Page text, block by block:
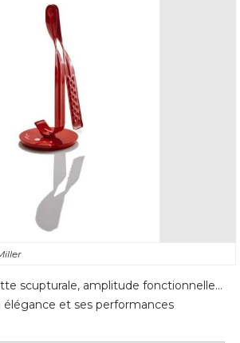
scupturale, amplitude fonctionnelle…
élégance et ses performances